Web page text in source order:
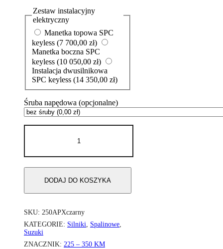
Zestaw instalacyjny
elektryczny
keyless (7 700,00 zł)
Manetka boczna SPC
keyless (10 050,00 zł)
Instalacja dwusilnikowa
SPC keyless (14 350,00 zł)
Śruba napędowa (opcjonalne)
Suzuki
250
APX
DODAJ DO KOSZYKA
SKU: 250APXczarny
KATEGORIE: Silniki, Spalinowe,
Suzuki
ZNACZNIK: 225 – 350 KM